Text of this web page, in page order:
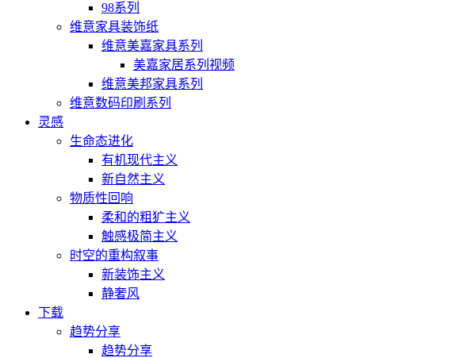
98系列
维意家具装饰纸
维意美嘉家具系列
美嘉家居系列视频
维意美邦家具系列
维意数码印刷系列
灵感
生命态进化
有机现代主义
新自然主义
物质性回响
柔和的粗犷主义
触感极简主义
时空的重构叙事
新装饰主义
静奢风
下载
趋势分享
趋势分享